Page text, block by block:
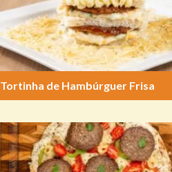
Tortinha de Hambúrguer Frisa